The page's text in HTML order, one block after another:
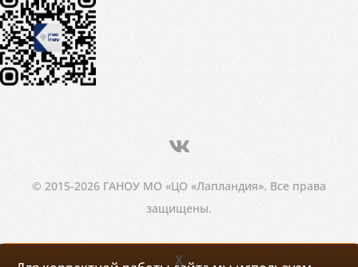
© 2015-2026 ГАНОУ МО «ЦО «Лапландия». Все права
защищены.
X